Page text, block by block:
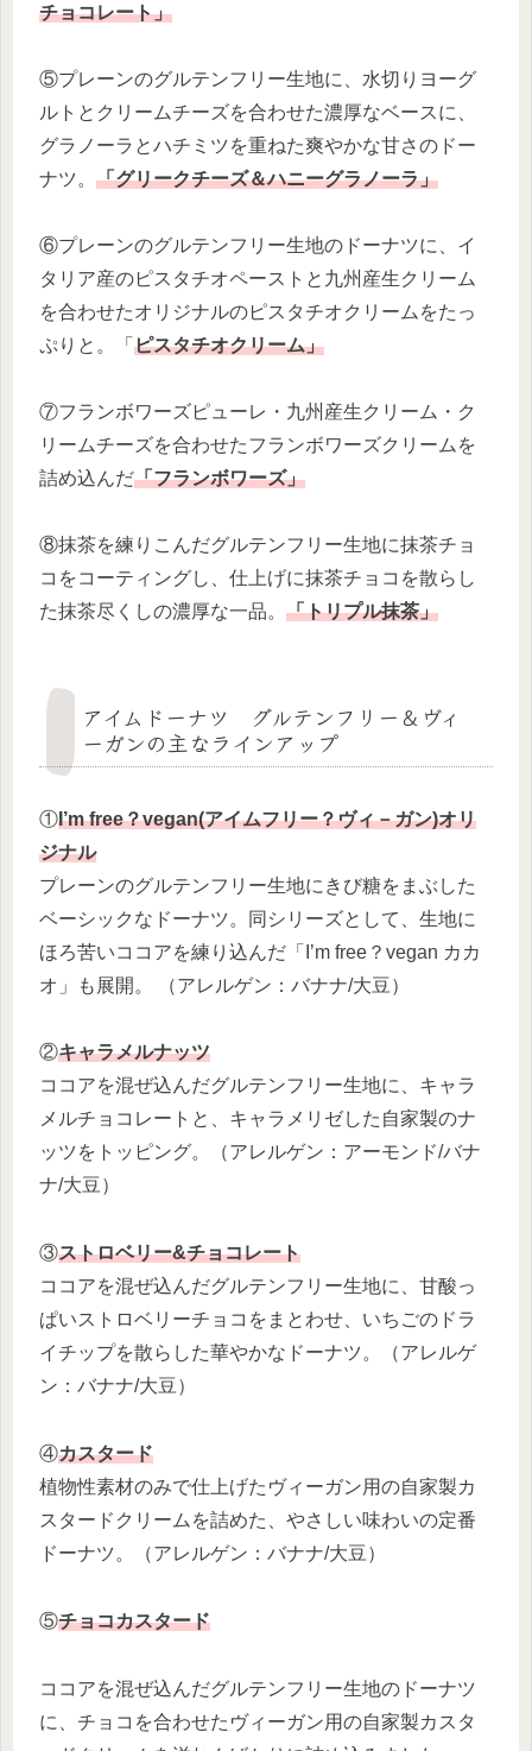
チョコレート」
⑤プレーンのグルテンフリー生地に、水切りヨーグ
ルトとクリームチーズを合わせた濃厚なベースに、
グラノーラとハチミツを重ねた爽やかな甘さのドー
ナツ。 「グリークチーズ＆ハニーグラノーラ」
⑥プレーンのグルテンフリー生地のドーナツに、イ
タリア産のピスタチオペーストと九州産生クリーム
を合わせたオリジナルのピスタチオクリームをたっ
ぷりと。「 ピスタチオクリーム」
⑦フランボワーズピューレ・九州産生クリーム・ク
リームチーズを合わせたフランボワーズクリームを
詰め込んだ「フランボワーズ」
⑧抹茶を練りこんだグルテンフリー生地に抹茶チョ
コをコーティングし、仕上げに抹茶チョコを散らし
た抹茶尽くしの濃厚な一品。 「トリプル抹茶」
アイムドーナツ グルテンフリー＆ヴィ
ーガンの主なラインアップ
①I’m free？vegan(アイムフリー？ヴィ－ガン)オリ
ジナル
プレーンのグルテンフリー生地にきび糖をまぶした
ベーシックなドーナツ。同シリーズとして、生地に
ほろ苦いココアを練り込んだ「I’m free？vegan カカ
オ」も展開。 （アレルゲン：バナナ/大豆）
②キャラメルナッツ
ココアを混ぜ込んだグルテンフリー生地に、キャラ
メルチョコレートと、キャラメリゼした自家製のナ
ッツをトッピング。（アレルゲン：アーモンド/バナ
ナ/大豆）
③ストロベリー&チョコレート
ココアを混ぜ込んだグルテンフリー生地に、甘酸っ
ぱいストロベリーチョコをまとわせ、いちごのドラ
イチップを散らした華やかなドーナツ。（アレルゲ
ン：バナナ/大豆）
④カスタード
植物性素材のみで仕上げたヴィーガン用の自家製カ
スタードクリームを詰めた、やさしい味わいの定番
ドーナツ。（アレルゲン：バナナ/大豆）
⑤チョコカスタード
ココアを混ぜ込んだグルテンフリー生地のドーナツ
に、チョコを合わせたヴィーガン用の自家製カスタ